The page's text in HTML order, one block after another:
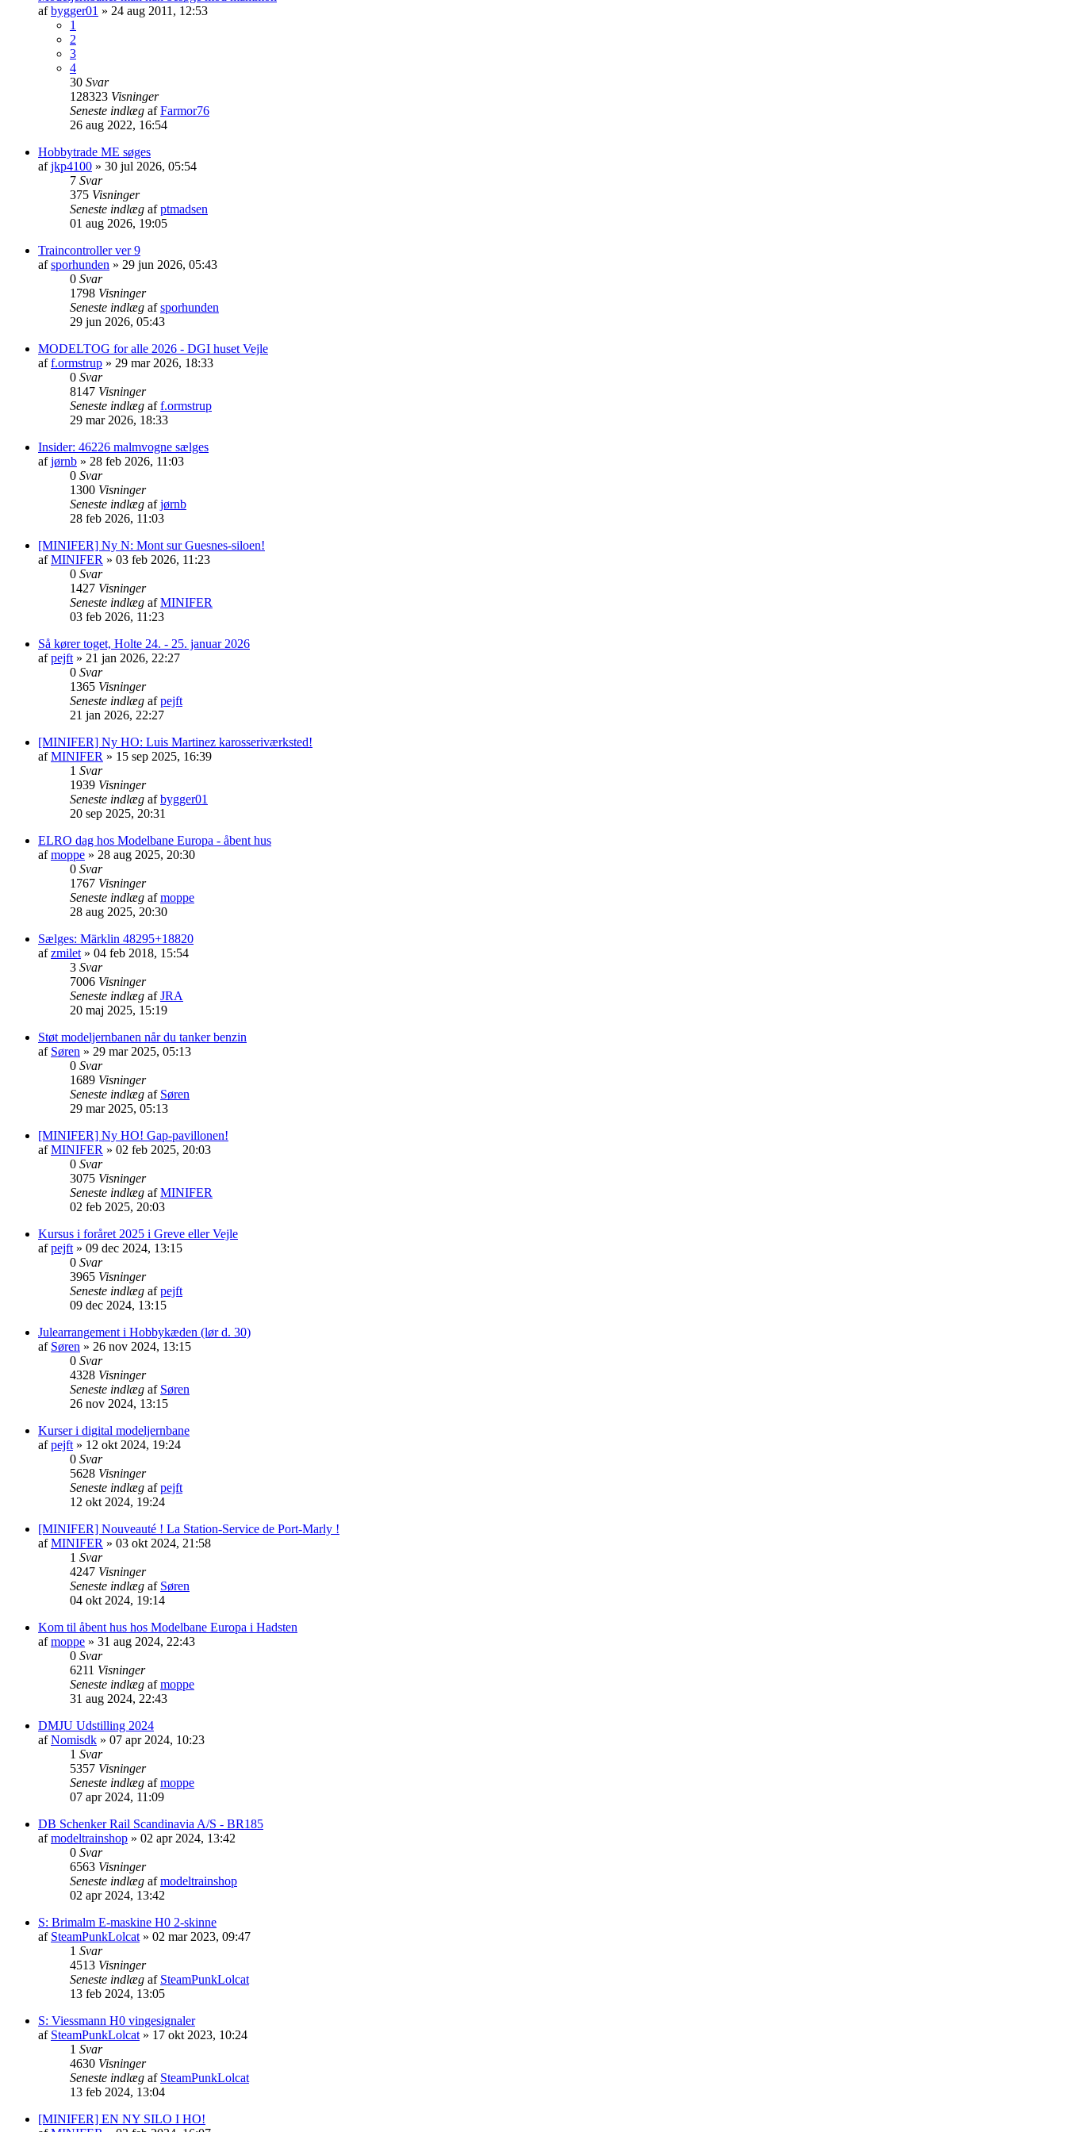
afbygger01 » 24 aug 2011, 12:53
1
2
3
4
30 Svar
128323 Visninger
Seneste indlæg afFarmor76
26 aug 2022, 16:54
Hobbytrade ME søges
afjkp4100 » 30 jul 2026, 05:54
7 Svar
375 Visninger
Seneste indlæg afptmadsen
01 aug 2026, 19:05
Traincontroller ver 9
afsporhunden » 29 jun 2026, 05:43
0 Svar
1798 Visninger
Seneste indlæg afsporhunden
29 jun 2026, 05:43
MODELTOG for alle 2026 - DGI huset Vejle
aff.ormstrup » 29 mar 2026, 18:33
0 Svar
8147 Visninger
Seneste indlæg aff.ormstrup
29 mar 2026, 18:33
Insider: 46226 malmvogne sælges
afjørnb » 28 feb 2026, 11:03
0 Svar
1300 Visninger
Seneste indlæg afjørnb
28 feb 2026, 11:03
[MINIFER] Ny N: Mont sur Guesnes-siloen!
afMINIFER » 03 feb 2026, 11:23
0 Svar
1427 Visninger
Seneste indlæg afMINIFER
03 feb 2026, 11:23
Så kører toget, Holte 24. - 25. januar 2026
afpejft » 21 jan 2026, 22:27
0 Svar
1365 Visninger
Seneste indlæg afpejft
21 jan 2026, 22:27
[MINIFER] Ny HO: Luis Martinez karosseriværksted!
afMINIFER » 15 sep 2025, 16:39
1 Svar
1939 Visninger
Seneste indlæg afbygger01
20 sep 2025, 20:31
ELRO dag hos Modelbane Europa - åbent hus
afmoppe » 28 aug 2025, 20:30
0 Svar
1767 Visninger
Seneste indlæg afmoppe
28 aug 2025, 20:30
Sælges: Märklin 48295+18820
afzmilet » 04 feb 2018, 15:54
3 Svar
7006 Visninger
Seneste indlæg afJRA
20 maj 2025, 15:19
Støt modeljernbanen når du tanker benzin
af Søren » 29 mar 2025, 05:13
0 Svar
1689 Visninger
Seneste indlæg af Søren
29 mar 2025, 05:13
[MINIFER] Ny HO! Gap-pavillonen!
afMINIFER » 02 feb 2025, 20:03
0 Svar
3075 Visninger
Seneste indlæg afMINIFER
02 feb 2025, 20:03
Kursus i foråret 2025 i Greve eller Vejle
afpejft » 09 dec 2024, 13:15
0 Svar
3965 Visninger
Seneste indlæg afpejft
09 dec 2024, 13:15
Julearrangement i Hobbykæden (lør d. 30)
af Søren » 26 nov 2024, 13:15
0 Svar
4328 Visninger
Seneste indlæg af Søren
26 nov 2024, 13:15
Kurser i digital modeljernbane
afpejft » 12 okt 2024, 19:24
0 Svar
5628 Visninger
Seneste indlæg afpejft
12 okt 2024, 19:24
[MINIFER] Nouveauté ! La Station-Service de Port-Marly !
afMINIFER » 03 okt 2024, 21:58
1 Svar
4247 Visninger
Seneste indlæg af Søren
04 okt 2024, 19:14
Kom til åbent hus hos Modelbane Europa i Hadsten
afmoppe » 31 aug 2024, 22:43
0 Svar
6211 Visninger
Seneste indlæg afmoppe
31 aug 2024, 22:43
DMJU Udstilling 2024
afNomisdk » 07 apr 2024, 10:23
1 Svar
5357 Visninger
Seneste indlæg afmoppe
07 apr 2024, 11:09
DB Schenker Rail Scandinavia A/S - BR185
afmodeltrainshop » 02 apr 2024, 13:42
0 Svar
6563 Visninger
Seneste indlæg afmodeltrainshop
02 apr 2024, 13:42
S: Brimalm E-maskine H0 2-skinne
af SteamPunkLolcat » 02 mar 2023, 09:47
1 Svar
4513 Visninger
Seneste indlæg af SteamPunkLolcat
13 feb 2024, 13:05
S: Viessmann H0 vingesignaler
af SteamPunkLolcat » 17 okt 2023, 10:24
1 Svar
4630 Visninger
Seneste indlæg af SteamPunkLolcat
13 feb 2024, 13:04
[MINIFER] EN NY SILO I HO!